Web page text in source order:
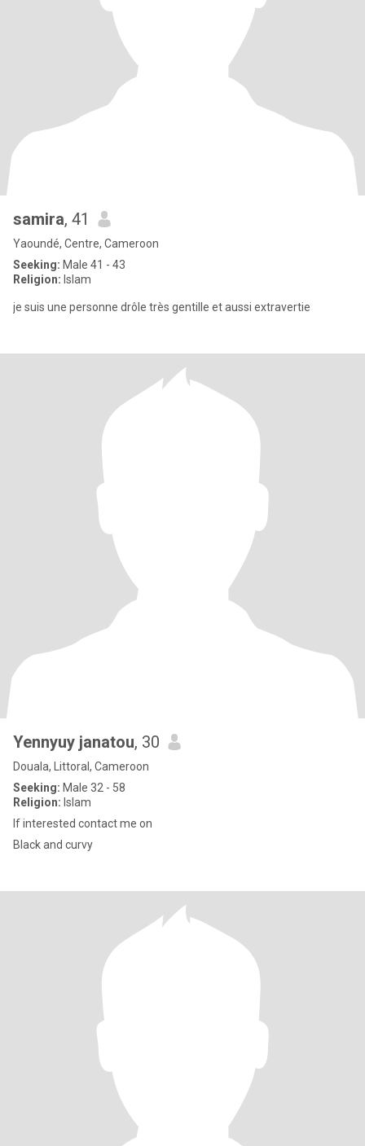
samira, 41
Yaoundé, Centre, Cameroon
Seeking: Male 41 - 43
Religion: Islam
je suis une personne drôle très gentille et aussi extravertie
Yennyuy janatou, 30
Douala, Littoral, Cameroon
Seeking: Male 32 - 58
Religion: Islam
If interested contact me on
Black and curvy